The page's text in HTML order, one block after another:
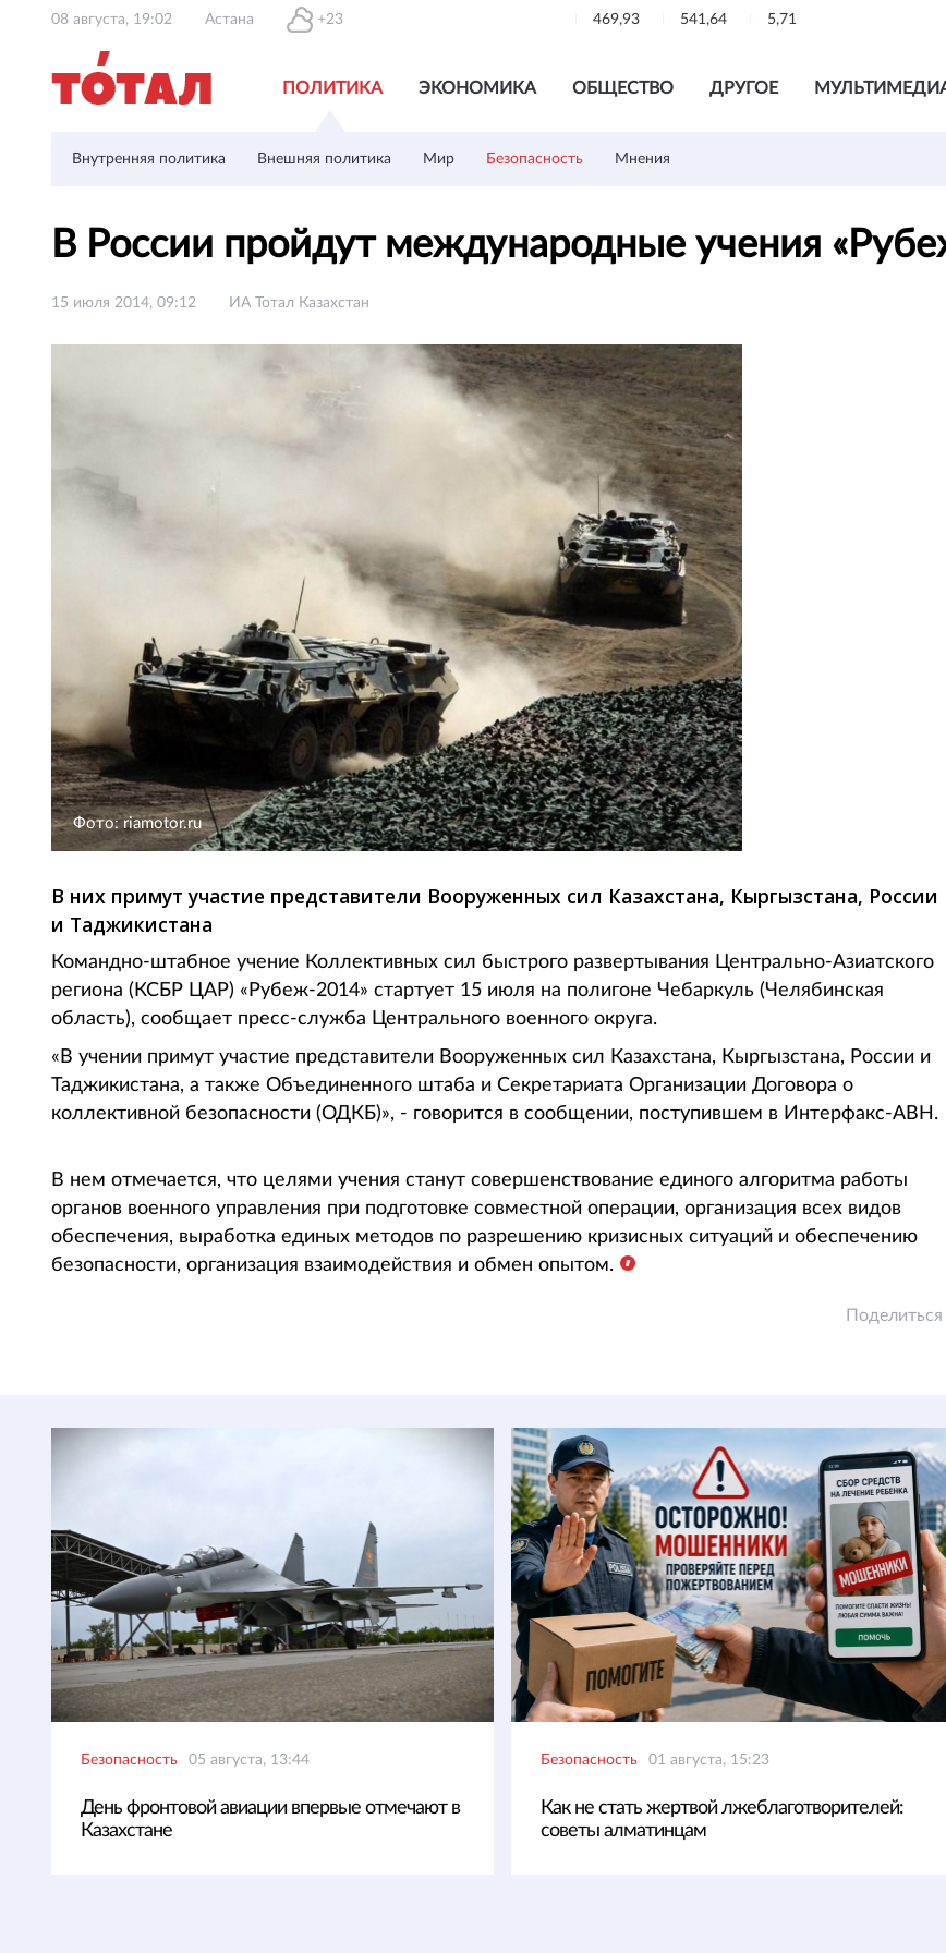
08 августа, 19:02 Астана +23 469,93 541,64 5,71
ПОЛИТИКА ЭКОНОМИКА ОБЩЕСТВО ДРУГОЕ
Внутренняя политика Внешняя политика Мир Безопасность Мнения
В России пройдут международные учения
15 июля 2014, 09:12 ИА Тотал Казахстан
Фото: riamotor.ru
В них примут участие представители Вооруженных сил Казахстана, Кыргызстана, России
и Таджикистана
Командно-штабное учение Коллективных сил быстрого развертывания Центрально-Азиатского
региона (КСБР ЦАР) «Рубеж-2014» стартует 15 июля на полигоне Чебаркуль (Челябинская
область), сообщает пресс-служба Центрального военного округа.
«В учении примут участие представители Вооруженных сил Казахстана, Кыргызстана, России и
Таджикистана, а также Объединенного штаба и Секретариата Организации Договора о
коллективной безопасности (ОДКБ)», - говорится в сообщении, поступившем в Интерфакс-АВН.
В нем отмечается, что целями учения станут совершенствование единого алгоритма работы
органов военного управления при подготовке совместной операции, организация всех видов
обеспечения, выработка единых методов по разрешению кризисных ситуаций и обеспечению
безопасности, организация взаимодействия и обмен опытом.
Поделиться
Безопасность 05 августа, 13:44
День фронтовой авиации впервые отмечают в
Казахстане
Безопасность 01 августа, 15:23
Как не стать жертвой лжеблаготворителей:
советы алматинцам